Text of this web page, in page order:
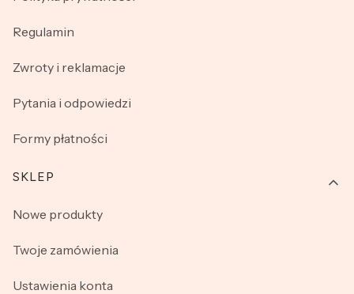
Regulamin
Zwroty i reklamacje
Pytania i odpowiedzi
Formy płatności
SKLEP
Nowe produkty
Twoje zamówienia
Ustawienia konta